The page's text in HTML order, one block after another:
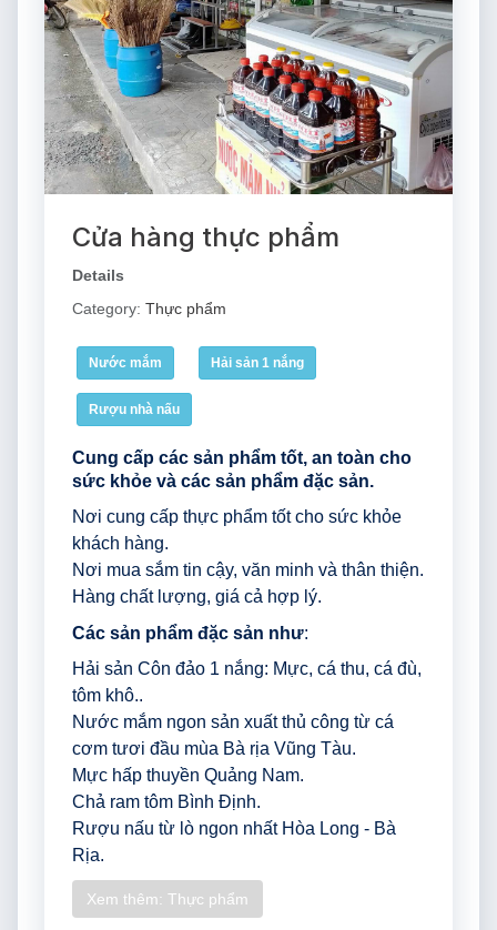
Cửa hàng thực phẩm
Details
Category: Thực phẩm
Nước mắm Hải sản 1 nắng
Rượu nhà nấu
Cung cấp các sản phẩm tốt, an toàn cho
sức khỏe và các sản phẩm đặc sản.
Nơi cung cấp thực phẩm tốt cho sức khỏe
khách hàng.
Nơi mua sắm tin cậy, văn minh và thân thiện.
Hàng chất lượng, giá cả hợp lý.
Các sản phẩm đặc sản như:
Hải sản Côn đảo 1 nắng: Mực, cá thu, cá đù,
tôm khô..
Nước mắm ngon sản xuất thủ công từ cá
cơm tươi đầu mùa Bà rịa Vũng Tàu.
Mực hấp thuyền Quảng Nam.
Chả ram tôm Bình Định.
Rượu nấu từ lò ngon nhất Hòa Long - Bà
Rịa.
Xem thêm: Thực phẩm